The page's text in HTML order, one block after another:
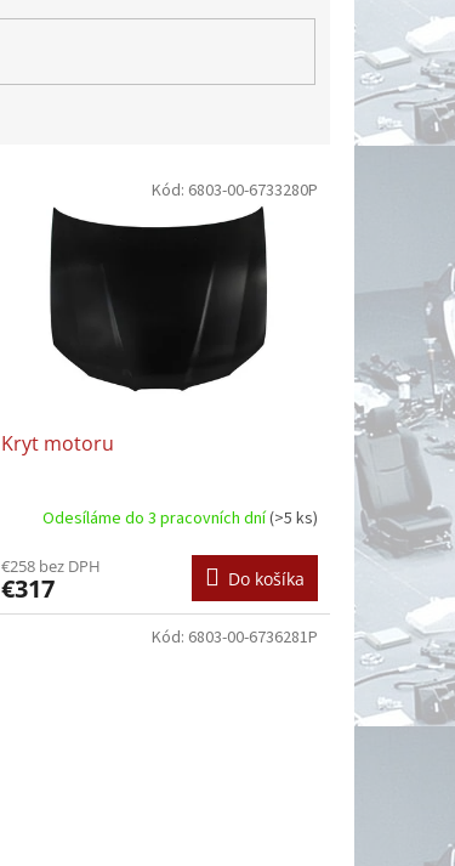
Kryt motoru
Odesíláme do 3 pracovních dní(>5 ks)
€258 bez DPH
€317 Do košíka
Kód: 6803-00-6733280P
Kód: 6803-00-6736281P